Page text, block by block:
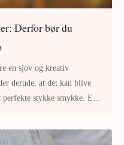
Derfor bør du
en sjov og kreativ
derude, at det kan blive
stykke smykke. En